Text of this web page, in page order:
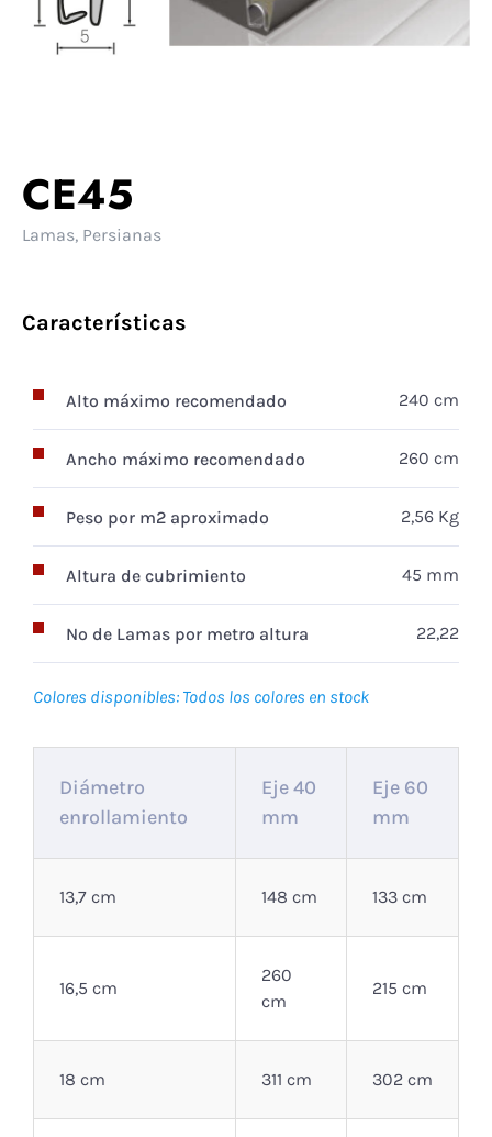
CE45
Lamas, Persianas
Características
Alto máximo recomendado 240 cm
Ancho máximo recomendado 260 cm
Peso por m2 aproximado 2,56 Kg
Altura de cubrimiento 45 mm
Nº de Lamas por metro altura 22,22
Colores disponibles: Todos los colores en stock
Diámetro
enrollamiento
Eje 40
mm
Eje 60
mm
13,7 cm 148 cm 133 cm
16,5 cm
260
cm
215 cm
18 cm 311 cm 302 cm